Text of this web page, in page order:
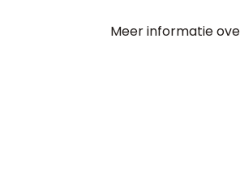
Meer informatie